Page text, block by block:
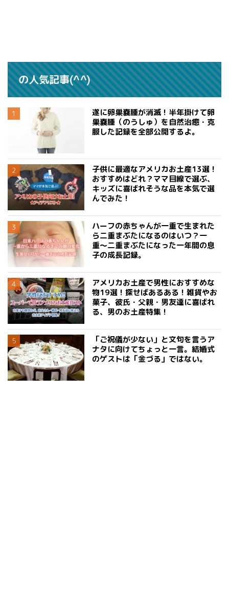
の人気記事(^^)
遂に卵巣嚢腫が消滅！半年掛けて卵
巣嚢腫（のうしゅ）を自然治癒・克
服した記録を全部公開するよ。
子供に最適なアメリカお土産13選！
おすすめはどれ？ママ目線で選ぶ、
キッズに喜ばれそうな品を本気で選
んでみた！
ハーフの赤ちゃんが一重で生まれた
ら二重まぶたになるのはいつ？一
重〜二重まぶたになった一年間の息
子の成長記録。
アメリカお土産で男性におすすめな
物19選！探せばあるある！雑貨やお
菓子、彼氏・父親・男友達に喜ばれ
る、男のお土産特集！
「ご祝儀が少ない」と文句を言うア
ナタに向けてちょっと一言。結婚式
のゲストは「金づる」ではない。